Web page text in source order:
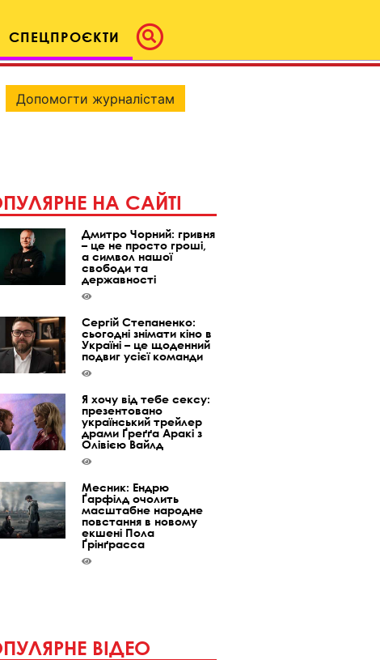
СПЕЦПРОЄКТИ
Допомогти журналістам
НА САЙТІ
Дмитро Чорний: гривня
– це не просто гроші,
а символ нашої
свободи та
державності
Сергій Степаненко:
сьогодні знімати кіно в
Україні – це щоденний
подвиг усієї команди
Я хочу від тебе сексу:
презентовано
український трейлер
драми Ґреґґа Аракі з
Олівією Вайлд
Месник: Ендрю
Ґарфілд очолить
масштабне народне
повстання в новому
екшені Пола
Ґрінґрасса
ВІДЕО